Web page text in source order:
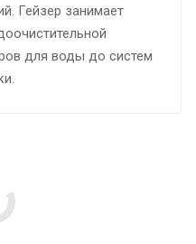
Гейзер занимает
для воды до систем